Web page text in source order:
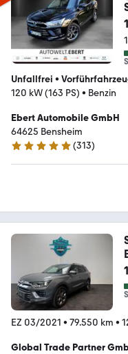
Unfallfrei •
120 kW (163 PS) • Benzin
Ebert Automobile GmbH
64625 Bensheim
4.9 Sterne
(313)
EZ 03/2021 • 79.550 km •
Global Trade Partner